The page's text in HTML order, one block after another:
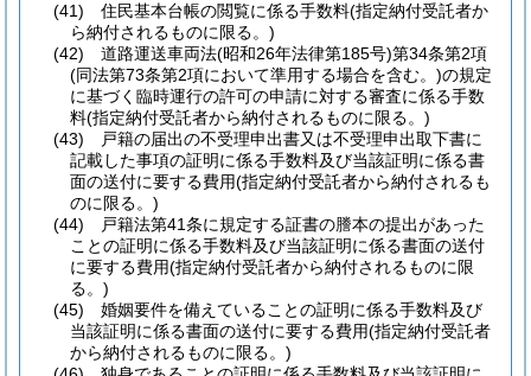
(41)
住民基本台帳の閲覧に係る手数料(指定納付受託者か
ら納付されるものに限る。)
(42)
道路運送車両法(昭和26年法律第185号)第34条第2項
(同法第73条第2項において準用する場合を含む。)の規定
に基づく臨時運行の許可の申請に対する審査に係る手数
料(指定納付受託者から納付されるものに限る。)
(43)
戸籍の届出の不受理申出書又は不受理申出取下書に
記載した事項の証明に係る手数料及び当該証明に係る書
面の送付に要する費用(指定納付受託者から納付されるも
のに限る。)
(44)
戸籍法第41条に規定する証書の謄本の提出があった
ことの証明に係る手数料及び当該証明に係る書面の送付
に要する費用(指定納付受託者から納付されるものに限
る。)
(45)
婚姻要件を備えていることの証明に係る手数料及び
当該証明に係る書面の送付に要する費用(指定納付受託者
から納付されるものに限る。)